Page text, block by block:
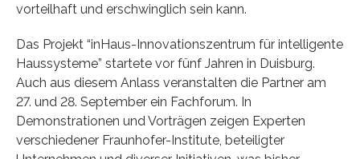
vorteilhaft und erschwinglich sein kann.
Das Projekt “inHaus-Innovationszentrum für intelligente
Haussysteme” startete vor fünf Jahren in Duisburg.
Auch aus diesem Anlass veranstalten die Partner am
27. und 28. September ein Fachforum. In
Demonstrationen und Vorträgen zeigen Experten
verschiedener Fraunhofer-Institute, beteiligter